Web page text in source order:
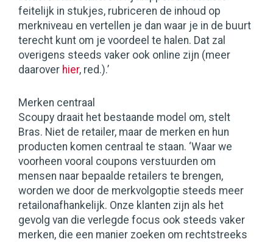
feitelijk in stukjes, rubriceren de inhoud op
merkniveau en vertellen je dan waar je in de buurt
terecht kunt om je voordeel te halen. Dat zal
overigens steeds vaker ook online zijn (meer
daarover hier, red.).’
Merken centraal
Scoupy draait het bestaande model om, stelt
Bras. Niet de retailer, maar de merken en hun
producten komen centraal te staan. ‘Waar we
voorheen vooral coupons verstuurden om
mensen naar bepaalde retailers te brengen,
worden we door de merkvolgoptie steeds meer
retailonafhankelijk. Onze klanten zijn als het
gevolg van die verlegde focus ook steeds vaker
merken, die een manier zoeken om rechtstreeks